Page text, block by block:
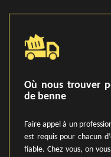
Où nous trouver
de benne
Faire appel à un
est requis pour chacun
fiable. Chez vous, on